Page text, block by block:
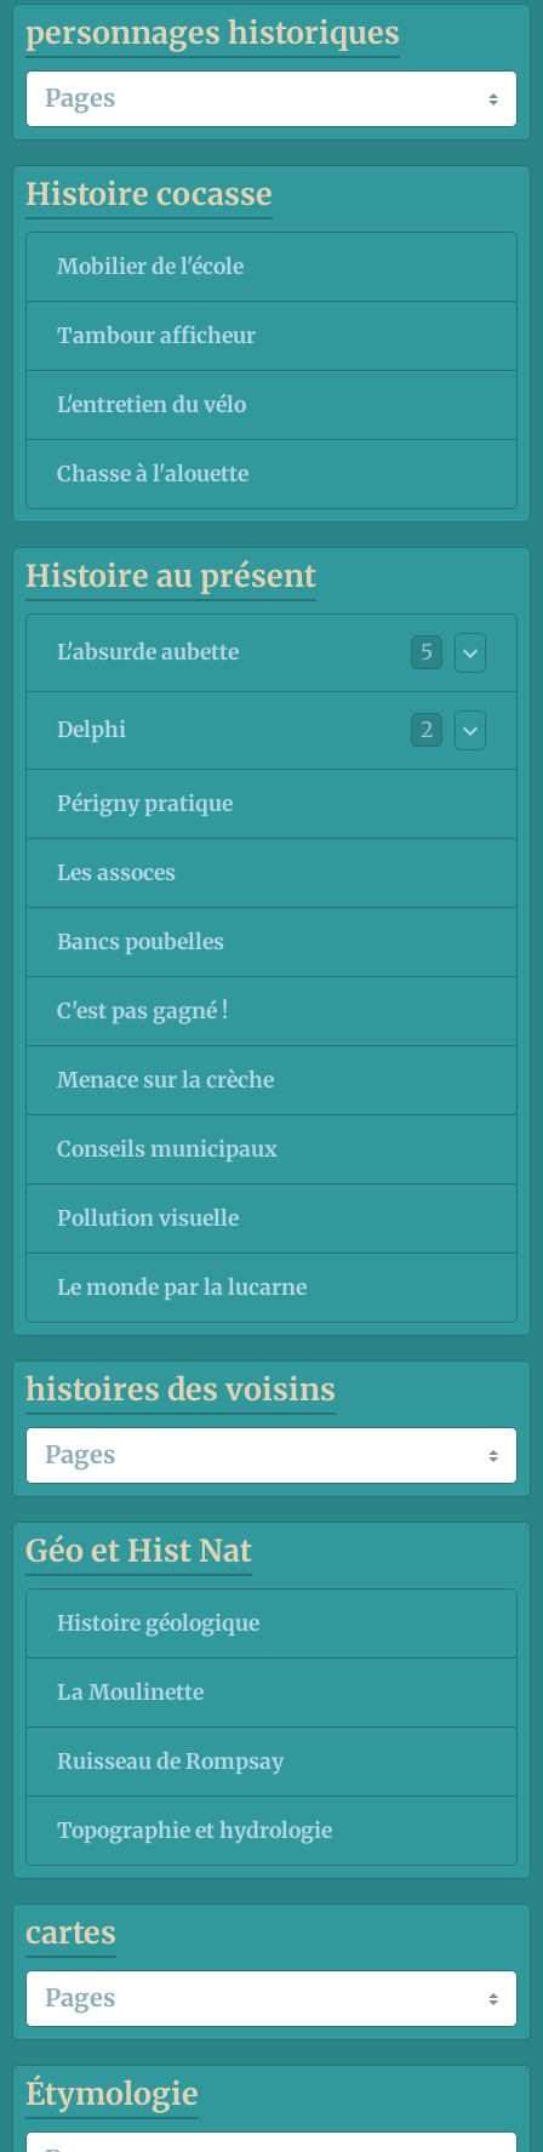
personnages historiques
Histoire cocasse
Mobilier de l'école
Tambour afficheur
L'entretien du vélo
Chasse à l'alouette
Histoire au présent
L'absurde aubette 5
Delphi 2
Périgny pratique
Les assoces
Bancs poubelles
C'est pas gagné !
Menace sur la crèche
Conseils municipaux
Pollution visuelle
Le monde par la lucarne
histoires des voisins
Géo et Hist Nat
Histoire géologique
La Moulinette
Ruisseau de Rompsay
Topographie et hydrologie
cartes
Étymologie